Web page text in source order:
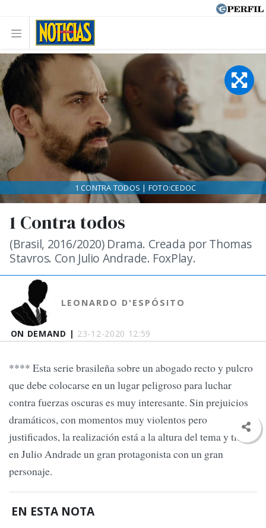
ON DEMAND | 23-12-2020 12:59
1 Contra todos
(Brasil, 2016/2020) Drama. Creada por Thomas
Stavros. Con Julio Andrade. FoxPlay.
LEONARDO D'ESPÓSITO
1 CONTRA TODOS | FOTO:CEDOC
**** Esta serie brasileña sobre un abogado recto y pulcro
que debe colocarse en un lugar peligroso para luchar
contra fuerzas oscuras es muy interesante. Sin prejuicios
dramáticos, con momentos muy violentos pero
justificados, la realización está a la altura del tema y tiene
en Julio Andrade un gran protagonista con un gran
personaje.
EN ESTA NOTA